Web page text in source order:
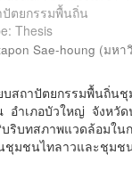
ปัตยกรรมพื้นถิ่น
Thesis
Sae-houng (มหา
บสถาปัตยกรรมพื้นถิ่น
ำเภอบัวใหญ่ จังหวั
บทสภาพแวดล้อมในก
ชุมชนไทลาวและชุม